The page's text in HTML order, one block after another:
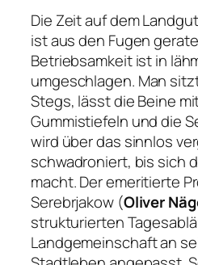
Die Zeit auf dem
ist aus den Fugen
Betriebsamkeit ist in
umgeschlagen. Man
Stegs, lässt die Beine
Gummistiefeln und die
wird über das sinnlos
schwadroniert, bis sich
macht. Der emeritierte
Serebrjakow (Oliver
strukturierten
Landgemeinschaft an